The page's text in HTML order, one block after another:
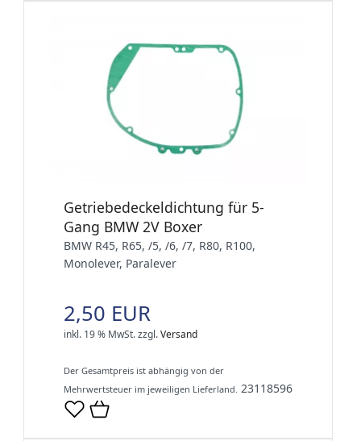
Getriebedeckeldichtung für 5-
Gang BMW 2V Boxer
BMW R45, R65, /5, /6, /7, R80, R100,
Monolever, Paralever
2,50 EUR
inkl. 19 % MwSt.zzgl.Versand
Der Gesamtpreis ist abhängig von der
Mehrwertsteuer im jeweiligen Lieferland. 23118596